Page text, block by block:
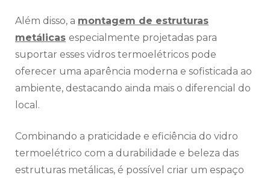
Além disso, a montagem de estruturas
metálicas especialmente projetadas para
suportar esses vidros termoelétricos pode
oferecer uma aparência moderna e sofisticada ao
ambiente, destacando ainda mais o diferencial do
local.
Combinando a praticidade e eficiência do vidro
termoelétrico com a durabilidade e beleza das
estruturas metálicas, é possível criar um espaço